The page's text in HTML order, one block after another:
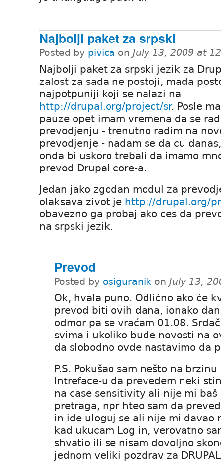
Najbolji paket za srpski
Posted by pivica on July 13, 2009 at
Najbolji paket za srpski jezik za
zalost za sada ne postoji, mada
najpotpuniji koji se nalazi na
http://drupal.org/project/sr. Posle
pauze opet imam vremena da se
prevodjenju - trenutno radim na
prevodjenje - nadam se da cu
onda bi uskoro trebali da imamo
prevod Drupal core-a.
Jedan jako zgodan modul za
olaksava zivot je http://drupal.org/
obavezno ga probaj ako ces da
na srpski jezik.
Prevod
Posted by osiguranik on July 13,
Ok, hvala puno. Odlično ako će
prevod biti ovih dana, ionako
odmor pa se vraćam 01.08.
svima i ukoliko bude novosti na
da slobodno ovde nastavimo da
P.S. Pokušao sam nešto na
Intreface-u da prevedem neki
na case sensitivity ali nije mi
pretraga, npr hteo sam da
in ide uloguj se ali nije mi davao
kad ukucam Log in, verovatno
shvatio ili se nisam dovoljno
jednom veliki pozdrav za